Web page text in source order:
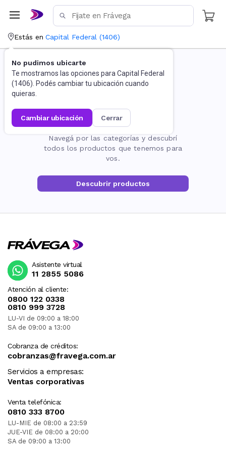
Estás en Capital Federal (1406)
No pudimos ubicarte
Te mostramos las opciones para Capital Federal
(1406). Podés cambiar tu ubicación cuando
quieras.
cambiar ubicación cerrar
La página no existe
Navegá por las categorías y descubrí
todos los productos que tenemos para
vos.
Descubrir productos
Atención al cliente:
0800 122 0338
0810 999 3728
LU-VI de 09:00 a 18:00
SA de 09:00 a 13:00
Cobranza de créditos:
cobranzas@fravega.com.ar
Servicios a empresas:
Ventas corporativas
Venta telefónica:
0810 333 8700
LU-MIE de 08:00 a 23:59
JUE-VIE de 08:00 a 20:00
SA de 09:00 a 13:00
Asistente virtual
11 2855 5086